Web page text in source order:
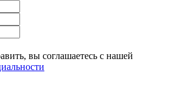
вы соглашаетесь с нашей